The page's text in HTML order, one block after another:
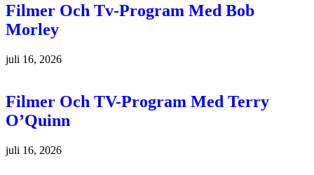
Filmer Och Tv-Program Med Bob
Morley
juli 16, 2026
Filmer Och TV-Program Med Terry
O’Quinn
juli 16, 2026